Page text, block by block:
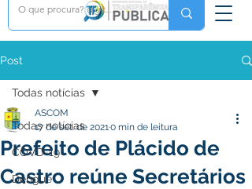
Post
Todas notícias
COVD-19
Dengue
Todas notícias
Prefeito de Plácido de
Castro reúne Secretários
ASCOM
17 de set. de 20210 min de leitura